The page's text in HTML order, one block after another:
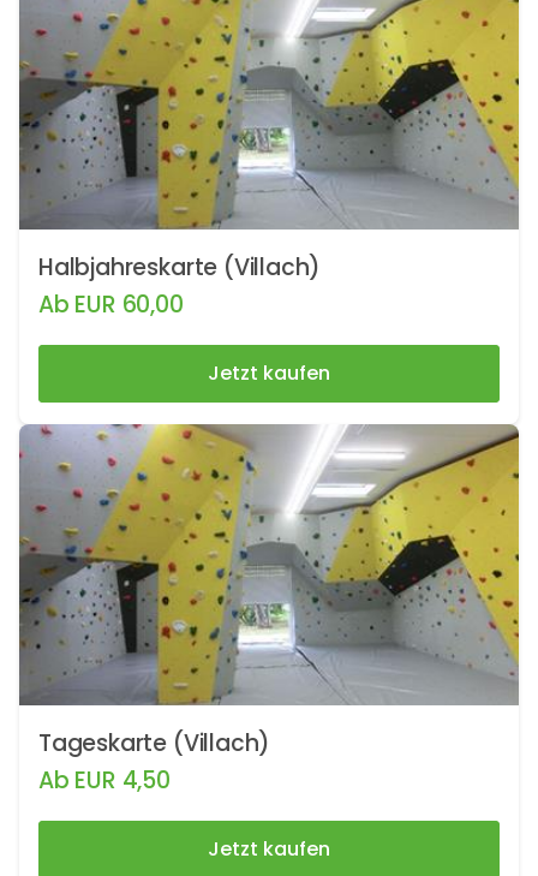
Halbjahreskarte (Villach)
Ab EUR 60,00
Jetzt kaufen
Tageskarte (Villach)
Ab EUR 4,50
Jetzt kaufen